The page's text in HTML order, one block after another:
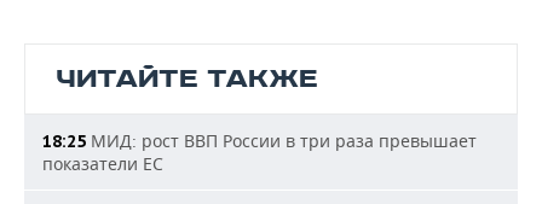
ЧИТАЙТЕ ТАКЖЕ
18:25 МИД: рост ВВП России в три раза превышает
показатели ЕС